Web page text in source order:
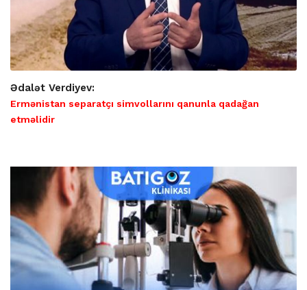
Ədalət Verdiyev:
Ermənistan separatçı simvollarını qanunla qadağan
etməlidir